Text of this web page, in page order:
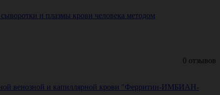
и плазмы крови человека методом
0 отзывов
венозной и капиллярной крови "Ферритин-ИМБИАН-